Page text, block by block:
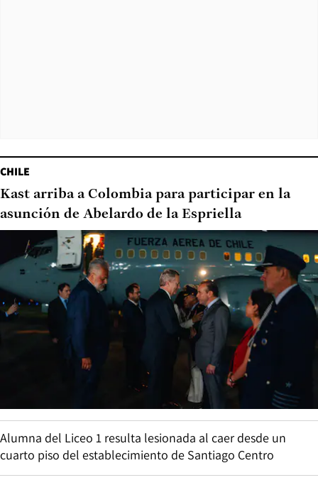
CHILE
Kast arriba a Colombia para participar en la
asunción de Abelardo de la Espriella
Alumna del Liceo 1 resulta lesionada al caer desde un
cuarto piso del establecimiento de Santiago Centro